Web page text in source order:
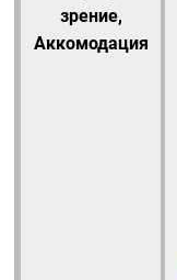
зрение,
Аккомодация